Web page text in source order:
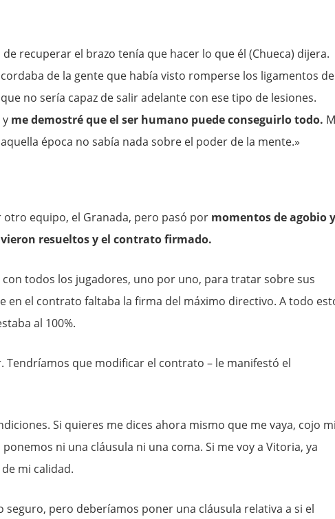
recuperar el brazo tenía que hacer lo que él (Chueca) dijera.
de la gente que había visto romperse los ligamentos de
no sería capaz de salir adelante con ese tipo de lesiones.
me demostré que el ser humano puede conseguirlo todo.
época no sabía nada sobre el poder de la mente.»
equipo, el Granada, pero pasó por momentos de agobio y
resueltos y el contrato firmado.
todos los jugadores, uno por uno, para tratar sobre sus
el contrato faltaba la firma del máximo directivo. A todo
al 100%.
Tendríamos que modificar el contrato – le manifestó el
Si quieres me dices ahora mismo que me vaya, cojo
ni una cláusula ni una coma. Si me voy a Vitoria, ya
mi calidad.
seguro, pero deberíamos poner una cláusula relativa a si el